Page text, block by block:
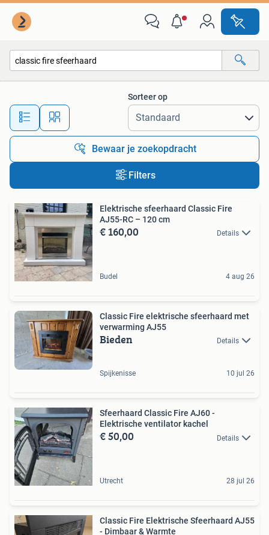
Alle afstanden…
Sorteer op
Bewaar je zoekopdracht
Filters
Elektrische sfeerhaard Classic Fire
AJ55-RC – 120 cm
€ 160,00 Details
Budel 4 aug 26
Classic Fire elektrische sfeerhaard met
verwarming AJ55
Bieden Details
Spijkenisse 10 jul 26
Sfeerhaard Classic Fire AJ60 -
Elektrische ventilator kachel
€ 50,00 Details
Utrecht 28 jul 26
Classic Fire Elektrische Sfeerhaard AJ55
- Dimbaar & Warmte